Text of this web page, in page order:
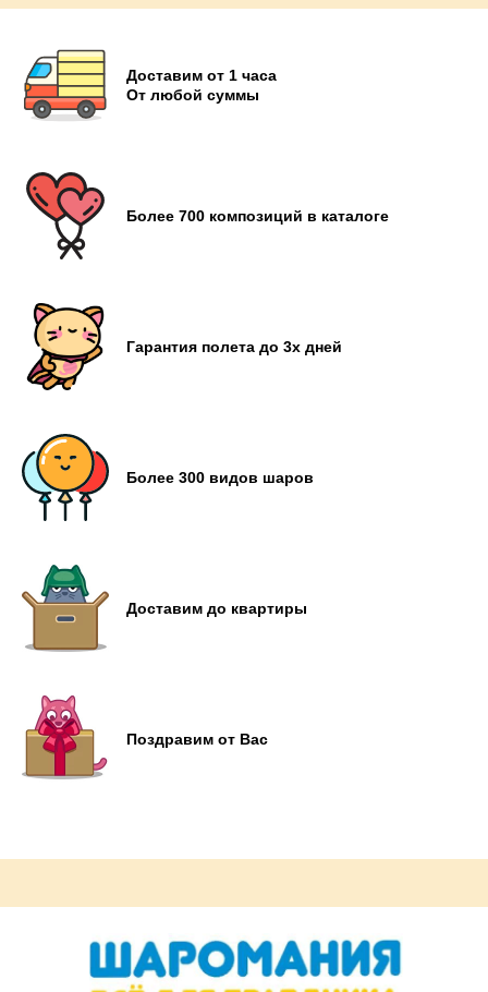
Доставим от 1 часа
От любой суммы
Более 700 композиций в каталоге
Гарантия полета до 3х дней
Более 300 видов шаров
Доставим до квартиры
Поздравим от Вас